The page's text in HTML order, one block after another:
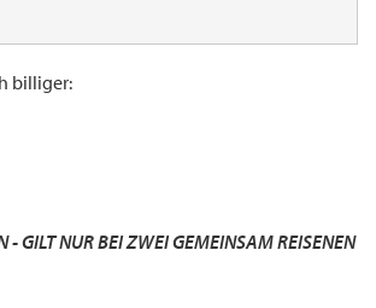
billiger:
- GILT NUR BEI ZWEI GEMEINSAM REISENEN